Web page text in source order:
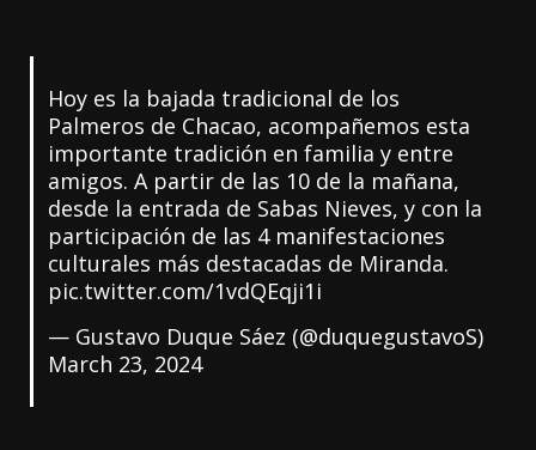
Hoy es la bajada tradicional de los
Palmeros de Chacao, acompañemos esta
importante tradición en familia y entre
amigos. A partir de las 10 de la mañana,
desde la entrada de Sabas Nieves, y con la
participación de las 4 manifestaciones
culturales más destacadas de Miranda.
pic.twitter.com/1vdQEqji1i
— Gustavo Duque Sáez (@duquegustavoS)
March 23, 2024